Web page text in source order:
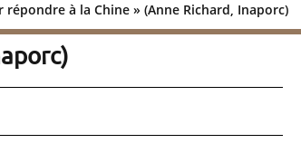
à la Chine » (Anne Richard, Inaporc)
04/09/2024 pour